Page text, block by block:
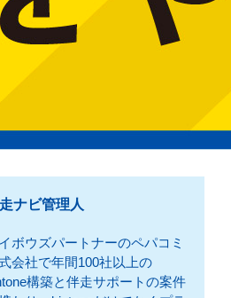
ナビ管理人
ボウズパートナーのペパコミ
会社で年間100社以上の
構築と伴走サポートの案件